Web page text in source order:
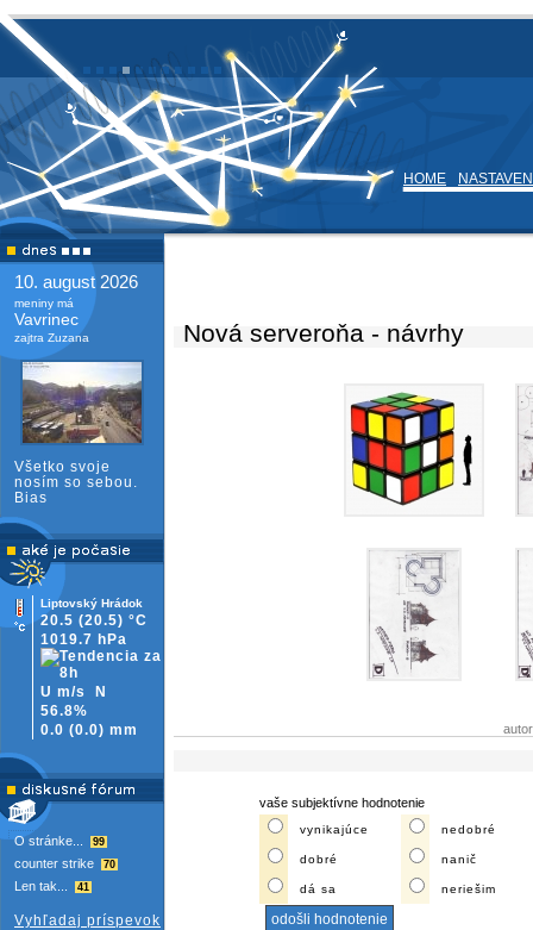
HOME
10. august 2026
meniny má
Vavrinec
zajtra Zuzana
Všetko svoje
nosím so sebou.
Bias
Liptovský Hrádok
20.5 (20.5) °C
1019.7 hPa
U m/s
N
56.8%
0.0 (0.0) mm
O stránke... 99
counter strike 70
Len tak... 41
Vyhľadaj príspevok
Nová serveroňa - návrhy
vaše subjektívne hodnotenie
vynikajúce nedobré
dobré nanič
dá sa neriešim